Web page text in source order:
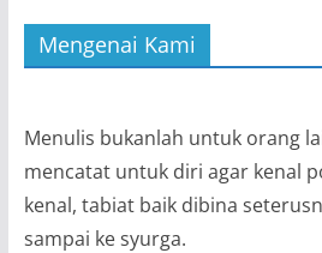
Mengenai Kami
Menulis bukanlah untuk orang
mencatat untuk diri agar kenal
kenal, tabiat baik dibina
sampai ke syurga.